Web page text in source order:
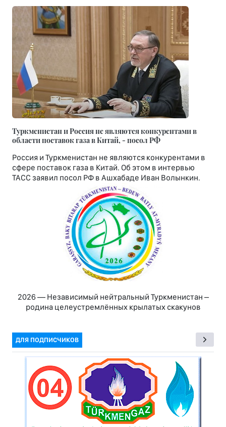
Туркменистан и Россия не являются конкурентами в
области поставок газа в Китай, - посол РФ
Россия и Туркменистан не являются конкурентами в
сфере поставок газа в Китай. Об этом в интервью
ТАСС заявил посол РФ в Ашхабаде Иван Волынкин.
2026 — Независимый нейтральный Туркменистан –
родина целеустремлённых крылатых скакунов
ДЛЯ ПОДПИСЧИКОВ